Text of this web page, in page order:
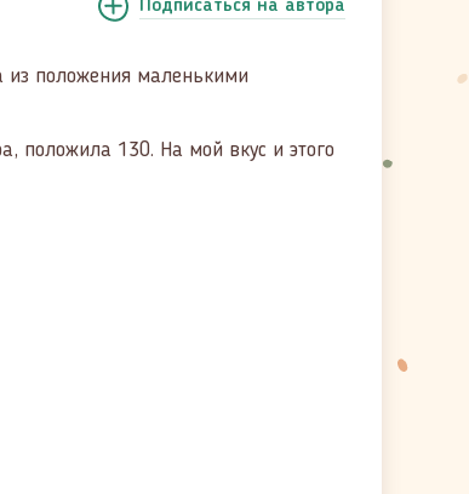
Подписаться на автора
из положения маленькими
положила 130. На мой вкус и этого